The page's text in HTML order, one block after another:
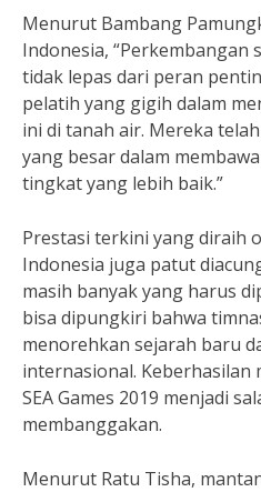
Menurut Bambang
Indonesia, “Perkembangan
tidak lepas dari peran
pelatih yang gigih dalam
ini di tanah air. Mereka
yang besar dalam
tingkat yang lebih baik.”
Prestasi terkini yang diraih
Indonesia juga patut
masih banyak yang harus
bisa dipungkiri bahwa
menorehkan sejarah baru
internasional. Keberhasilan
SEA Games 2019 menjadi
membanggakan.
Menurut Ratu Tisha,